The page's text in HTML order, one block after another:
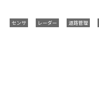
センサ レーダー 道路管理